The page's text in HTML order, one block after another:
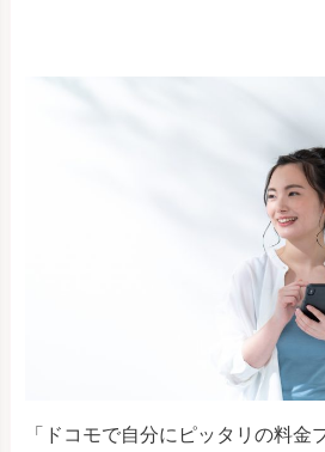
「ドコモで自分にピッタリの料金